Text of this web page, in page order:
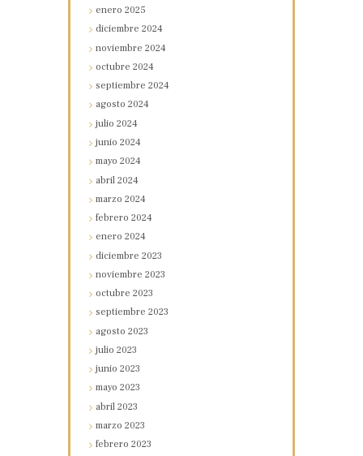
enero2025
diciembre2024
noviembre2024
octubre2024
septiembre2024
agosto2024
julio2024
junio2024
mayo2024
abril2024
marzo2024
febrero2024
enero2024
diciembre2023
noviembre2023
octubre2023
septiembre2023
agosto2023
julio2023
junio2023
mayo2023
abril2023
marzo2023
febrero2023